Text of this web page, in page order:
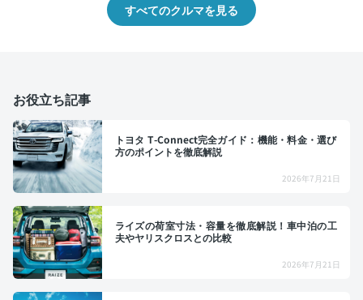
すべてのクルマを見る
お役立ち記事
トヨタ T-Connect完全ガイド：機能・料金・選び
方のポイントを徹底解説
2026年7月21日
ライズの荷室寸法・容量を徹底解説！車中泊の工
夫やヤリスクロスとの比較
2026年7月21日